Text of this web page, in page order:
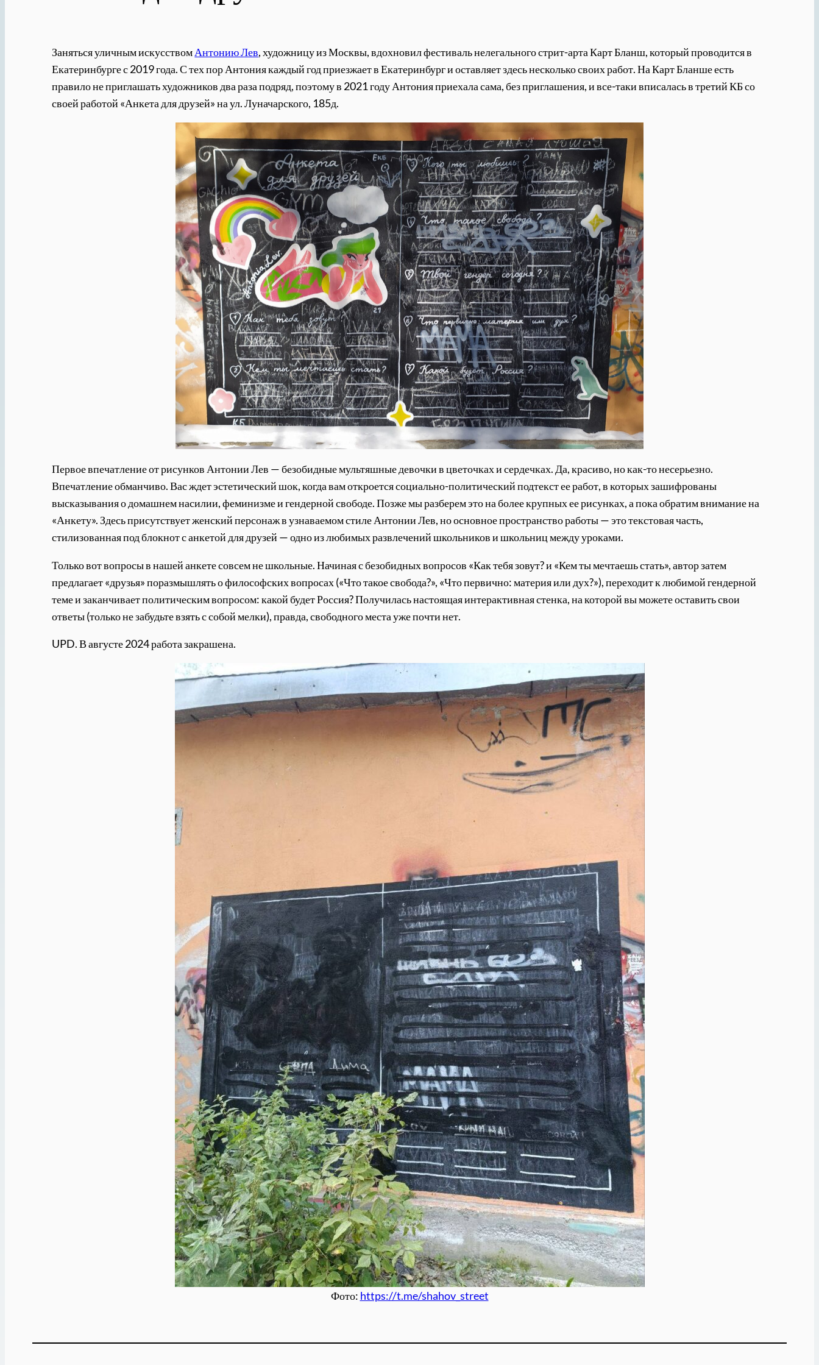
Заняться уличным искусствомАнтонию Лев, художницу из Москвы, вдохновил фестиваль нелегального стрит-арта Карт Бланш, который проводится в
Екатеринбурге с 2019 года. С тех пор Антония каждый год приезжает в Екатеринбург и оставляет здесь несколько своих работ. На Карт Бланше есть
правило не приглашать художников два раза подряд, поэтому в 2021 году Антония приехала сама, без приглашения, и все-таки вписалась в третий КБ со
своей работой «Анкета для друзей» на ул. Луначарского, 185д.
Первое впечатление от рисунков Антонии Лев — безобидные мультяшные девочки в цветочках и сердечках. Да, красиво, но как-то несерьезно.
Впечатление обманчиво. Вас ждет эстетический шок, когда вам откроется социально-политический подтекст ее работ, в которых зашифрованы
высказывания о домашнем насилии, феминизме и гендерной свободе. Позже мы разберем это на более крупных ее рисунках, а пока обратим внимание на
«Анкету». Здесь присутствует женский персонаж в узнаваемом стиле Антонии Лев, но основное пространство работы — это текстовая часть,
стилизованная под блокнот с анкетой для друзей — одно из любимых развлечений школьников и школьниц между уроками.
Только вот вопросы в нашей анкете совсем не школьные. Начиная с безобидных вопросов «Как тебя зовут? и «Кем ты мечтаешь стать», автор затем
предлагает «друзья» поразмышлять о философских вопросах («Что такое свобода?», «Что первично: материя или дух?»), переходит к любимой гендерной
теме и заканчивает политическим вопросом: какой будет Россия? Получилась настоящая интерактивная стенка, на которой вы можете оставить свои
ответы (только не забудьте взять с собой мелки), правда, свободного места уже почти нет.
UPD. В августе 2024 работа закрашена.
Фото: https://t.me/shahov_street